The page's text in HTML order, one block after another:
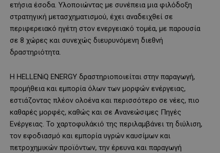
ετήσια έσοδα. Υλοποιώντας με συνέπεια μια φιλόδοξη
στρατηγική μετασχηματισμού, έχει αναδειχθεί σε
περιφερειακό ηγέτη στον ενεργειακό τομέα, με παρουσία
σε 8 χώρες και συνεχώς διευρυνόμενη διεθνή
δραστηριότητα.
Η HELLENiQ ENERGY δραστηριοποιείται στην παραγωγή,
προμήθεια και εμπορία όλων των μορφών ενέργειας,
εστιάζοντας πλέον ολοένα και περισσότερο σε νέες, πιο
καθαρές μορφές, καθώς και σε Ανανεώσιμες Πηγές
Ενέργειας. Το χαρτοφυλάκιό της περιλαμβάνει τη διύλιση,
τον εφοδιασμό και εμπορία υγρών καυσίμων και
πετροχημικών προϊόντων, την έρευνα και παραγωγή